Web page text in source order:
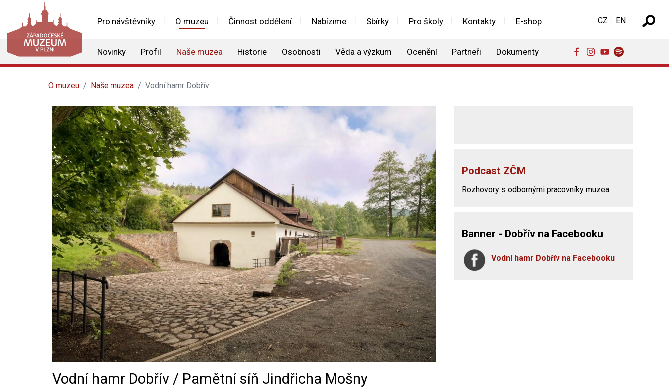
Pro návštěvníky O muzeu Činnost oddělení Nabízíme Sbírky Pro školy Kontakty E-shop
Novinky Profil Naše muzea Historie Osobnosti Věda a výzkum Ocenění Partneři Dokumenty
Zvolte jazyk
CZ EN
O muzeu Naše muzea Vodní hamr Dobřív
Vodní hamr Dobřív / Pamětní síň Jindřicha Mošny
Podcast ZČM
Rozhovory s odbornými pracovníky muzea.
Banner - Dobřív na Facebooku
Vodní hamr Dobřív na Facebooku